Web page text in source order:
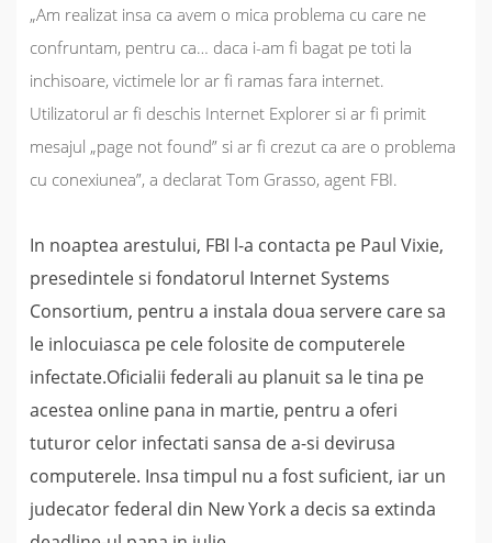
„Am realizat insa ca avem o mica problema cu care ne
confruntam, pentru ca… daca i-am fi bagat pe toti la
inchisoare, victimele lor ar fi ramas fara internet.
Utilizatorul ar fi deschis Internet Explorer si ar fi primit
mesajul „page not found” si ar fi crezut ca are o problema
cu conexiunea”, a declarat Tom Grasso, agent FBI.
In noaptea arestului, FBI l-a contacta pe Paul Vixie,
presedintele si fondatorul Internet Systems
Consortium, pentru a instala doua servere care sa
le inlocuiasca pe cele folosite de computerele
infectate.Oficialii federali au planuit sa le tina pe
acestea online pana in martie, pentru a oferi
tuturor celor infectati sansa de a-si devirusa
computerele. Insa timpul nu a fost suficient, iar un
judecator federal din New York a decis sa extinda